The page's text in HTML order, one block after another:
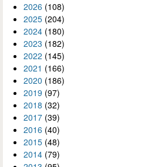
2026 (108)
2025 (204)
2024 (180)
2023 (182)
2022 (145)
2021 (166)
2020 (186)
2019 (97)
2018 (32)
2017 (39)
2016 (40)
2015 (48)
2014 (79)